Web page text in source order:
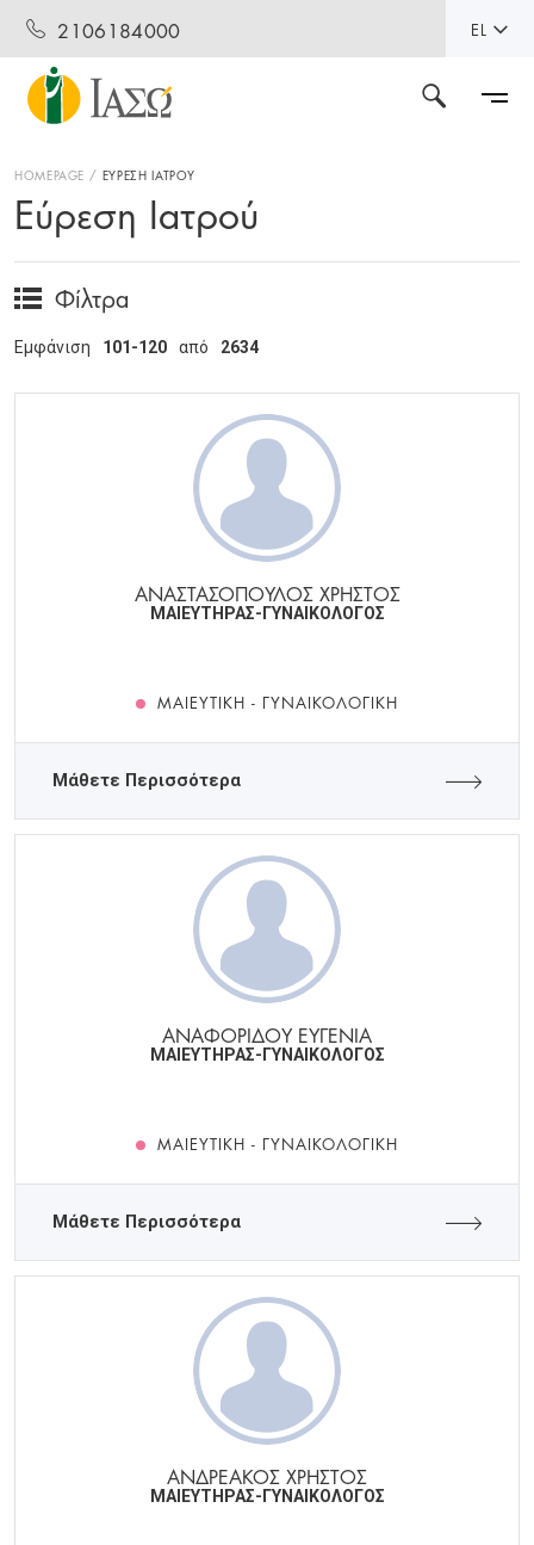
2106184000 EL
HOMEPAGE ΕΥΡΕΣΗ ΙΑΤΡΟΥ
Εύρεση Ιατρού
Φίλτρα
Εμφάνιση 101-120 από 2634
ΑΝΑΣΤΑΣΟΠΟΥΛΟΣ ΧΡΗΣΤΟΣ
ΜΑΙΕΥΤΗΡΑΣ-ΓΥΝΑΙΚΟΛΟΓΟΣ
ΜΑΙΕΥΤΙΚΉ - ΓΥΝΑΙΚΟΛΟΓΙΚΉ
Μάθετε Περισσότερα
ΑΝΑΦΟΡΙΔΟΥ ΕΥΓΕΝΙΑ
ΜΑΙΕΥΤΗΡΑΣ-ΓΥΝΑΙΚΟΛΟΓΟΣ
ΜΑΙΕΥΤΙΚΉ - ΓΥΝΑΙΚΟΛΟΓΙΚΉ
Μάθετε Περισσότερα
ΑΝΔΡΕΑΚΟΣ ΧΡΗΣΤΟΣ
ΜΑΙΕΥΤΗΡΑΣ-ΓΥΝΑΙΚΟΛΟΓΟΣ